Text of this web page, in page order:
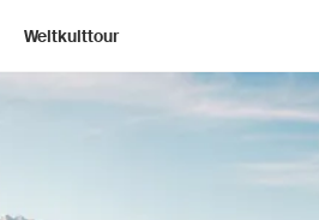
Weltkulttour